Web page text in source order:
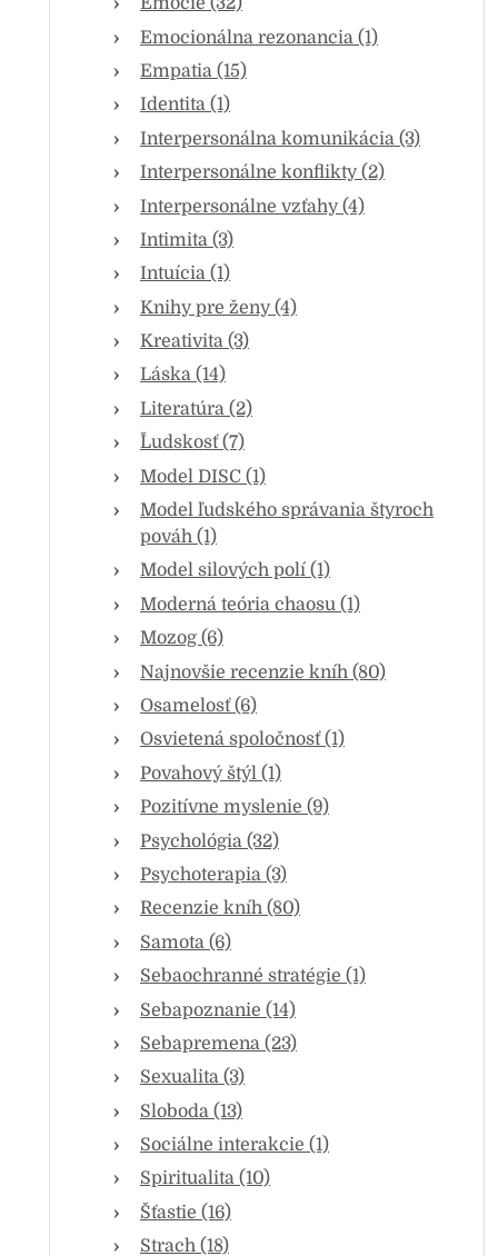
Emocionálna rezonancia (1)
Empatia (15)
Identita (1)
Interpersonálna komunikácia (3)
Interpersonálne konflikty (2)
Interpersonálne vzťahy (4)
Intimita (3)
Intuícia (1)
Knihy pre ženy (4)
Kreativita (3)
Láska (14)
Literatúra (2)
Ľudskosť (7)
Model DISC (1)
Model ľudského správania štyroch
pováh (1)
Model silových polí (1)
Moderná teória chaosu (1)
Mozog (6)
Najnovšie recenzie kníh (80)
Osamelosť (6)
Osvietená spoločnosť (1)
Povahový štýl (1)
Pozitívne myslenie (9)
Psychológia (32)
Psychoterapia (3)
Recenzie kníh (80)
Samota (6)
Sebaochranné stratégie (1)
Sebapoznanie (14)
Sebapremena (23)
Sexualita (3)
Sloboda (13)
Sociálne interakcie (1)
Spiritualita (10)
Šťastie (16)
Strach (18)